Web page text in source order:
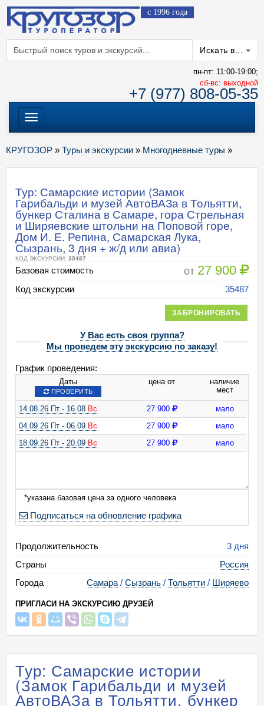
с 1996 года
Искать в...
пн-пт: 11:00-19:00;
cб-вс: выходной
+7 (977) 808-05-35
Меню
КРУГОЗОР » Туры и экскурсии » Многодневные туры »
Тур: Самарские истории (Замок
Гарибальди и музей АвтоВАЗа в Тольятти,
бункер Сталина в Самаре, гора Стрельная
и Ширяевские штольни на Поповой горе,
Дом И. Е. Репина, Самарская Лука,
Сызрань, 3 дня + ж/д или авиа)
КОД ЭКСКУРСИИ: 35487
Базовая стоимость от 27 900
Код экскурсии 35487
ЗАБРОНИРОВАТЬ
У Вас есть своя группа?
Мы проведем эту экскурсию по заказу!
График проведения:
Даты
ПРОВЕРИТЬ
цена от
наличие
мест
14.08.26 Пт - 16.08 Вс 27 900
мало
04.09.26 Пт - 06.09 Вс 27 900
мало
18.09.26 Пт - 20.09 Вс 27 900 мало
*указана базовая цена за одного человека
Подписаться на обновление графика
Продолжительность
3 дня
Страны
Россия
Города
Самара / Сызрань / Тольятти / Ширяево
ПРИГЛАСИ НА ЭКСКУРСИЮ ДРУЗЕЙ
Тур: Самарские истории
(Замок Гарибальди и музей
АвтоВАЗа в Тольятти, бункер